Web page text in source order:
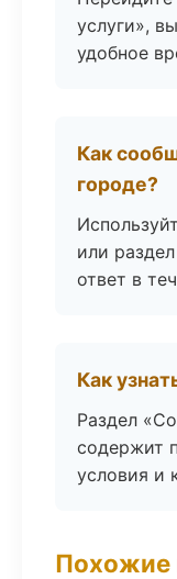
услуги»,
удобное
Как
городе?
или
ответ в
Как
Раздел
содержит
условия и
Похожие